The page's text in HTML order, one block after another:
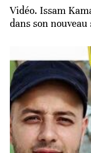
Vidéo. Issam
dans son nouveau